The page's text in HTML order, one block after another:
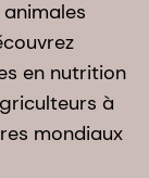
en nutrition
à
mondiaux